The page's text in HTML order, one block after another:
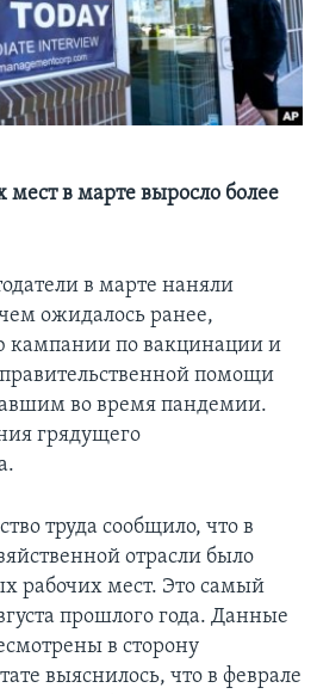
в марте выросло более
в марте наняли
ожидалось ранее,
кампании по вакцинации и
помощи
во время пандемии.
грядущего
труда сообщило, что в
отрасли было
рабочих мест. Это самый
прошлого года. Данные
в сторону
выяснилось, что в феврале